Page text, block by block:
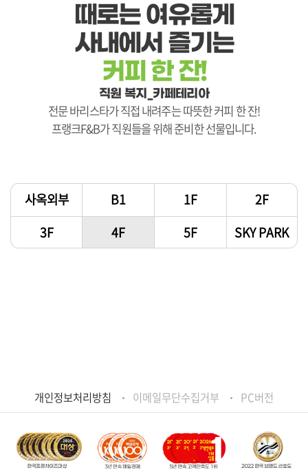
때로는 여유롭게
사내에서 즐기는
커피 한 잔!
직원 복지_카페테리아
전문 바리스타가 직접 내려주는 따뜻한 커피 한 잔!
프랭크F&B가 직원들을 위해 준비한 선물입니다.
사옥외부 B1 1F
2F
3F
4F 5F SKY PARK
개인정보처리방침 이메일무단수집거부 PC버전